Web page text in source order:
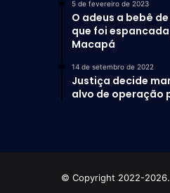
5 de fevereiro de 2023
O adeus a bebê de
que foi
Macapá
14 de setembro de 2022
Justiça decide
alvo de operação
© Copyright 2022-